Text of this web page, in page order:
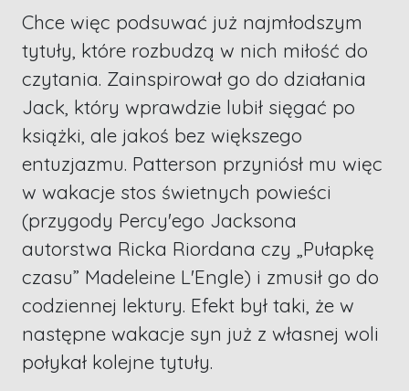
Chce więc podsuwać już najmłodszym
tytuły, które rozbudzą w nich miłość do
czytania. Zainspirował go do działania
Jack, który wprawdzie lubił sięgać po
książki, ale jakoś bez większego
entuzjazmu. Patterson przyniósł mu więc
w wakacje stos świetnych powieści
(przygody Percy'ego Jacksona
autorstwa Ricka Riordana czy „Pułapkę
czasu” Madeleine L'Engle) i zmusił go do
codziennej lektury. Efekt był taki, że w
następne wakacje syn już z własnej woli
połykał kolejne tytuły.